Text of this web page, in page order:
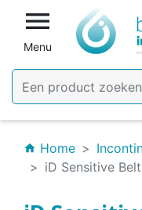

Menu
home Home
iD Sensitive